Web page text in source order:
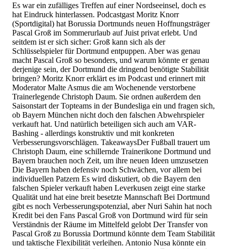
Es war ein zufälliges Treffen auf einer Nordseeinsel, doch es
hat Eindruck hinterlassen. Podcastgast Moritz Knorr
(Sportdigital) hat Borussia Dortmunds neuen Hoffnungsträger
Pascal Groß im Sommerurlaub auf Juist privat erlebt. Und
seitdem ist er sich sicher: Groß kann sich als der
Schlüsselspieler für Dortmund entpuppen. Aber was genau
macht Pascal Groß so besonders, und warum könnte er genau
derjenige sein, der Dortmund die dringend benötigte Stabilität
bringen? Moritz Knorr erklärt es im Podcast und erinnert mit
Moderator Malte Asmus die am Wochenende verstorbene
Trainerlegende Christoph Daum. Sie ordnen außerdem den
Saisonstart der Topteams in der Bundesliga ein und fragen sich,
ob Bayern München nicht doch den falschen Abwehrspieler
verkauft hat. Und natürlich beteiligen sich auch am VAR-
Bashing - allerdings konstruktiv und mit konkreten
Verbesserungsvorschlägen. TakeawaysDer Fußball trauert um
Christoph Daum, eine schillernde Trainerikone Dortmund und
Bayern brauchen noch Zeit, um ihre neuen Ideen umzusetzen
Die Bayern haben defensiv noch Schwächen, vor allem bei
individuellen Patzern Es wird diskutiert, ob die Bayern den
falschen Spieler verkauft haben Leverkusen zeigt eine starke
Qualität und hat eine breit besetzte Mannschaft Bei Dortmund
gibt es noch Verbesserungspotenzial, aber Nuri Sahin hat noch
Kredit bei den Fans Pascal Groß von Dortmund wird für sein
Verständnis der Räume im Mittelfeld gelobt Der Transfer von
Pascal Groß zu Borussia Dortmund könnte dem Team Stabilität
und taktische Flexibilität verleihen. Antonio Nusa könnte ein